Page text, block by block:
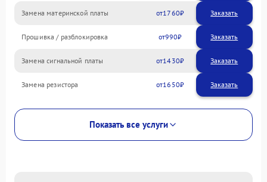
Замена материнской платы 1760
Прошивка / разблокировка 990
Замена сигнальной платы 1430
Замена резистора 1650
Показать все услуги